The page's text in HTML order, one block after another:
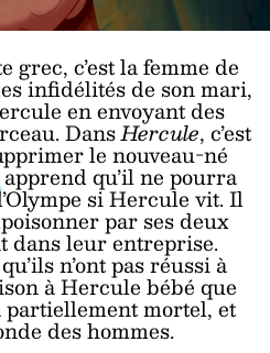
grec, c’est la femme de
infidélités de son mari,
en envoyant des
DansHercule, c’est
le nouveau-né
qu’il ne pourra
si Hercule vit. Il
par ses deux
dans leur entreprise.
n’ont pas réussi à
à Hercule bébé que
mortel, et
des hommes.